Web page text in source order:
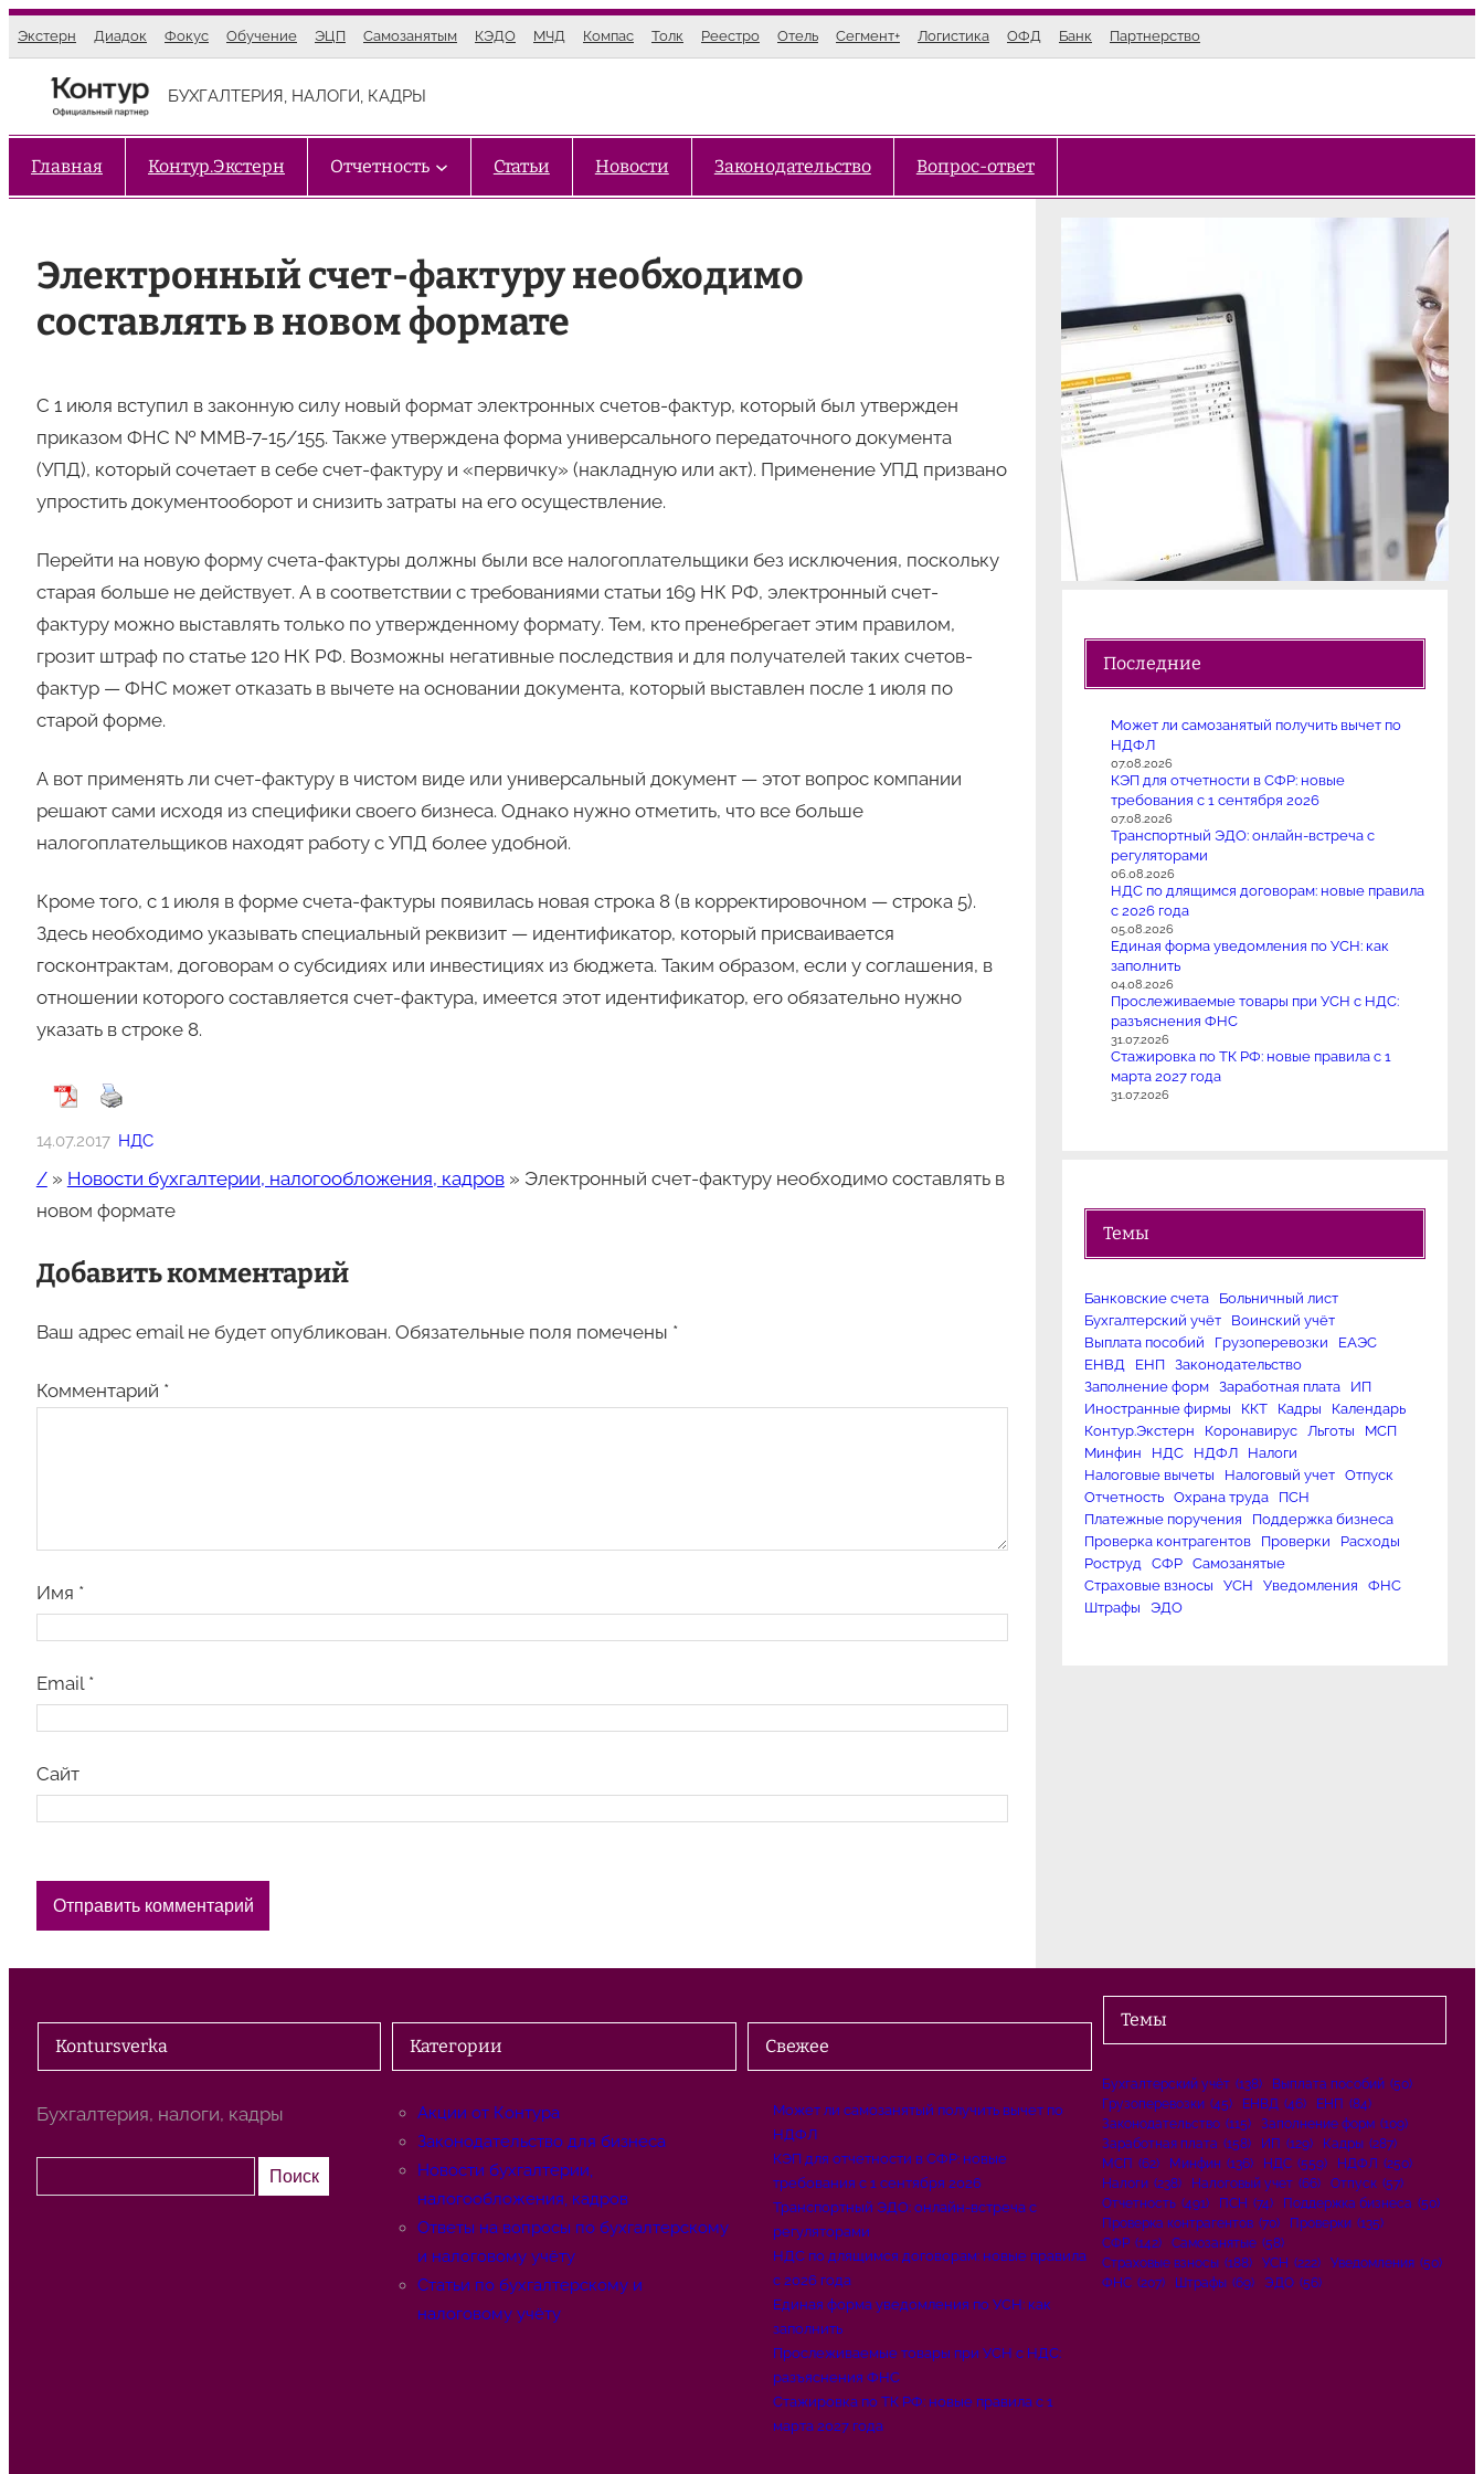
к
содержимому
Экстерн Диадок Фокус Обучение ЭЦП Самозанятым КЭДО МЧД Компас Толк Реестро Отель Сегмент+ Логистика ОФД Банк Партнерство
БУХГАЛТЕРИЯ, НАЛОГИ, КАДРЫ
Главная Контур.Экстерн Отчетность Статьи Новости Законодательство Вопрос-ответ
Электронный счет-фактуру необходимо
составлять в новом формате
С 1 июля вступил в законную силу новый формат электронных счетов-фактур, который был утвержден
приказом ФНС № ММВ-7-15/155. Также утверждена форма универсального передаточного документа
(УПД), который сочетает в себе счет-фактуру и «первичку» (накладную или акт). Применение УПД призвано
упростить документооборот и снизить затраты на его осуществление.
Перейти на новую форму счета-фактуры должны были все налогоплательщики без исключения, поскольку
старая больше не действует. А в соответствии с требованиями статьи 169 НК РФ, электронный счет-
фактуру можно выставлять только по утвержденному формату. Тем, кто пренебрегает этим правилом,
грозит штраф по статье 120 НК РФ. Возможны негативные последствия и для получателей таких счетов-
фактур — ФНС может отказать в вычете на основании документа, который выставлен после 1 июля по
старой форме.
А вот применять ли счет-фактуру в чистом виде или универсальный документ — этот вопрос компании
решают сами исходя из специфики своего бизнеса. Однако нужно отметить, что все больше
налогоплательщиков находят работу с УПД более удобной.
Кроме того, с 1 июля в форме счета-фактуры появилась новая строка 8 (в корректировочном — строка 5).
Здесь необходимо указывать специальный реквизит — идентификатор, который присваивается
госконтрактам, договорам о субсидиях или инвестициях из бюджета. Таким образом, если у соглашения, в
отношении которого составляется счет-фактура, имеется этот идентификатор, его обязательно нужно
указать в строке 8.
14.07.2017 НДС
/» Новости бухгалтерии, налогообложения, кадров» Электронный счет-фактуру необходимо составлять в
новом формате
Добавить комментарий
Ваш адрес email не будет опубликован. Обязательные поля помечены *
Комментарий *
Имя *
Email *
Сайт
Последние
Может ли самозанятый получить вычет по
НДФЛ
07.08.2026
КЭП для отчетности в СФР: новые
требования с 1 сентября 2026
07.08.2026
Транспортный ЭДО: онлайн-встреча с
регуляторами
06.08.2026
НДС по длящимся договорам: новые правила
с 2026 года
05.08.2026
Единая форма уведомления по УСН: как
заполнить
04.08.2026
Прослеживаемые товары при УСН с НДС:
разъяснения ФНС
31.07.2026
Стажировка по ТК РФ: новые правила с 1
марта 2027 года
31.07.2026
Темы
Банковские счета
Больничный лист
Бухгалтерский учёт
Воинский учёт
Выплата пособий
Грузоперевозки
ЕАЭС
ЕНВД
ЕНП
Законодательство
Заполнение форм
Заработная плата
ИП
Иностранные фирмы
ККТ Кадры
Календарь
Контур.Экстерн
Коронавирус Льготы
МСП
Минфин
НДС НДФЛ
Налоги
Налоговые вычеты
Налоговый учет
Отпуск
Отчетность
Охрана труда
ПСН
Платежные поручения
Поддержка бизнеса
Проверка контрагентов
Проверки
Расходы
Роструд
СФР
Самозанятые
Страховые взносы
УСН Уведомления
ФНС
Штрафы
ЭДО
Kontursverka
Бухгалтерия, налоги, кадры
о
Поиск
Категории
Акции от Контура
Законодательство для бизнеса
Новости бухгалтерии,
налогообложения, кадров
Ответы на вопросы по бухгалтерскому
и налоговому учёту
Статьи по бухгалтерскому и
налоговому учёту
Свежее
Может ли самозанятый получить вычет по
НДФЛ
КЭП для отчетности в СФР: новые
требования с 1 сентября 2026
Транспортный ЭДО: онлайн-встреча с
регуляторами
НДС по длящимся договорам: новые правила
с 2026 года
Единая форма уведомления по УСН: как
заполнить
Прослеживаемые товары при УСН с НДС:
разъяснения ФНС
Стажировка по ТК РФ: новые правила с 1
марта 2027 года
Темы
Бухгалтерский учёт (138) Выплата пособий (50)
Грузоперевозки (45) ЕНВД (46) ЕНП (84)
Законодательство (115) Заполнение форм (109)
Заработная плата (158) ИП (129) Кадры (287)
МСП (62) Минфин (136) НДС (559) НДФЛ (250)
Налоги (238) Налоговый учет (66) Отпуск (57)
Отчетность (491) ПСН (74) Поддержка бизнеса (50)
Проверка контрагентов (70) Проверки (135)
СФР (142) Самозанятые (58)
Страховые взносы (188) УСН (222) Уведомления (50)
ФНС (207) Штрафы (69) ЭДО (56)